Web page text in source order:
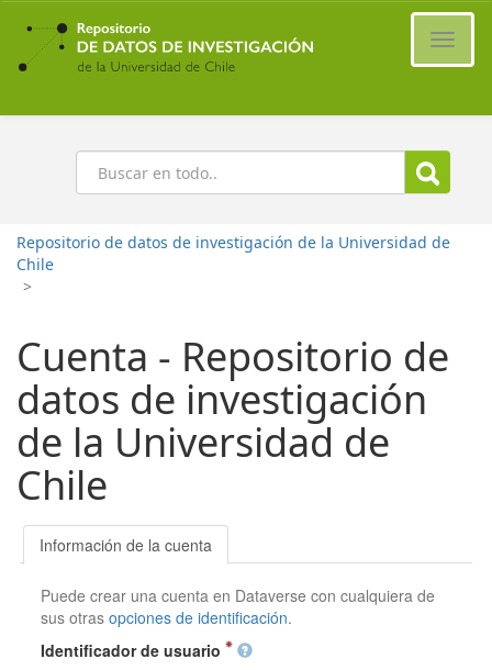
Ir
contenido
principal
Buscar
Repositorio de datos de investigación de la Universidad de
Chile
>
Cuenta - Repositorio de
datos de investigación
de la Universidad de
Chile
Información de la cuenta
Puede crear una cuenta en Dataverse con cualquiera de
sus otrasopciones de identificación.
Identificador de usuario